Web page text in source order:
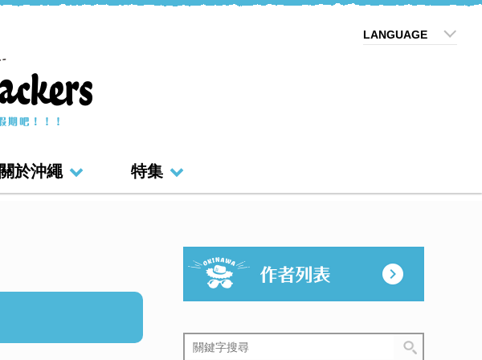
LANGUAGE
關於沖繩 特集